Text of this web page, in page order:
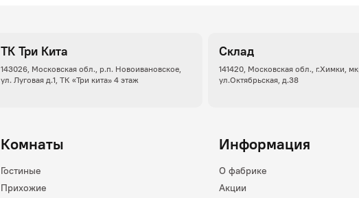
ТК Три Кита
143026, Московская обл., р.п. Новоивановское,
ул. Луговая д.1, ТК «Три кита» 4 этаж
Склад
141420, Московская обл., г.Химки,
ул.Октябрьская, д.38
Комнаты
Гостиные
Прихожие
Информация
О фабрике
Акции